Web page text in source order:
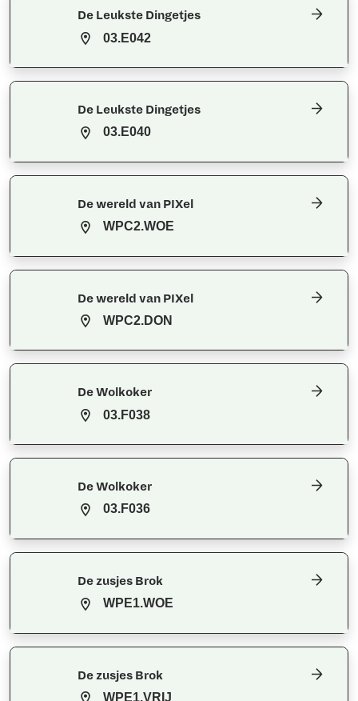
De Leukste Dingetjes
03.E042
De Leukste Dingetjes
03.E040
De wereld van PIXel
WPC2.WOE
De wereld van PIXel
WPC2.DON
De Wolkoker
03.F038
De Wolkoker
03.F036
De zusjes Brok
WPE1.WOE
De zusjes Brok
WPE1.VRIJ